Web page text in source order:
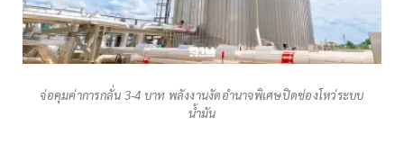
จ่อคุมค่าการกลั่น 3-4 บาท พลังงานงัดอำนาจพิเศษปิดช่องโหว่ระบบ
น้ำมัน